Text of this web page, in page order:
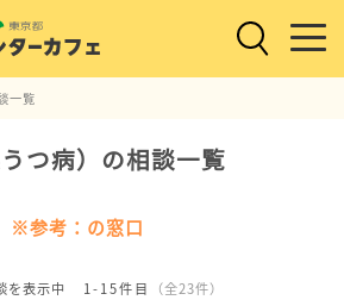
一覧
つ病）の相談一覧
※参考：の窓口
を表示中 1-15件目 （全23件）